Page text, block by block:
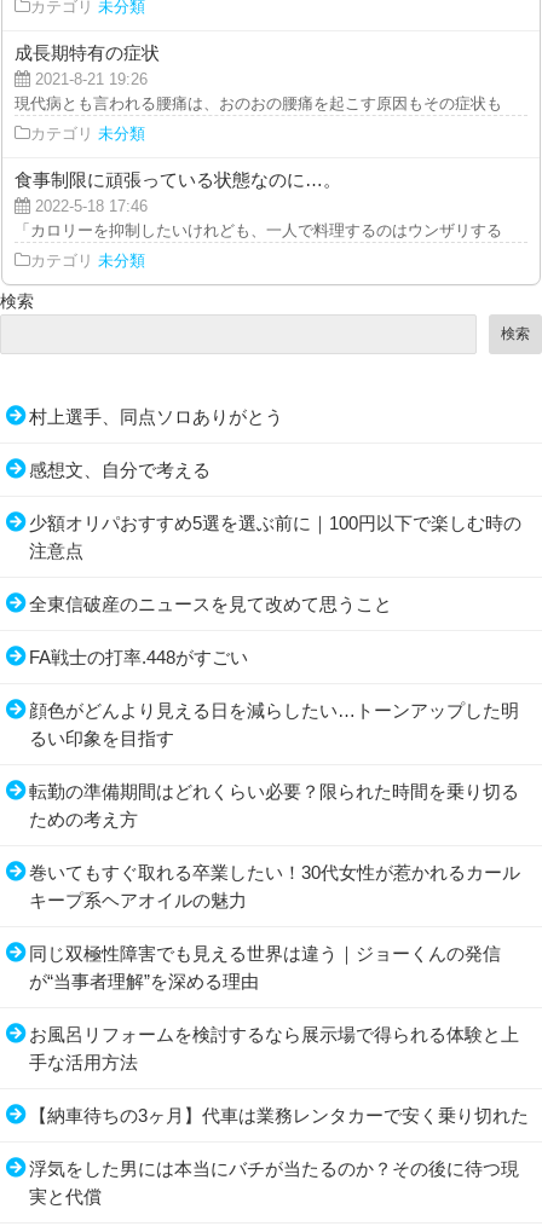
カテゴリ 未分類
成長期特有の症状
2021-8-21 19:26
現代病とも言われる腰痛は、おのおの腰痛を起こす原因もその症状も違う
カテゴリ 未分類
食事制限に頑張っている状態なのに…。
2022-5-18 17:46
「カロリーを抑制したいけれども、一人で料理するのはウンザリする」と
カテゴリ 未分類
検索
検索
村上選手、同点ソロありがとう
感想文、自分で考える
少額オリパおすすめ5選を選ぶ前に｜100円以下で楽しむ時の
注意点
全東信破産のニュースを見て改めて思うこと
FA戦士の打率.448がすごい
顔色がどんより見える日を減らしたい…トーンアップした明
るい印象を目指す
転勤の準備期間はどれくらい必要？限られた時間を乗り切る
ための考え方
巻いてもすぐ取れる卒業したい！30代女性が惹かれるカール
キープ系ヘアオイルの魅力
同じ双極性障害でも見える世界は違う｜ジョーくんの発信
が“当事者理解”を深める理由
お風呂リフォームを検討するなら展示場で得られる体験と上
手な活用方法
【納車待ちの3ヶ月】代車は業務レンタカーで安く乗り切れた
浮気をした男には本当にバチが当たるのか？その後に待つ現
実と代償